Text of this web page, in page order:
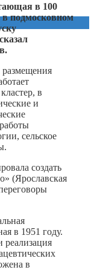
в 100
в подмосковном
в
и
сельское
создать
(Ярославская
в 1951 году.
реализация
в